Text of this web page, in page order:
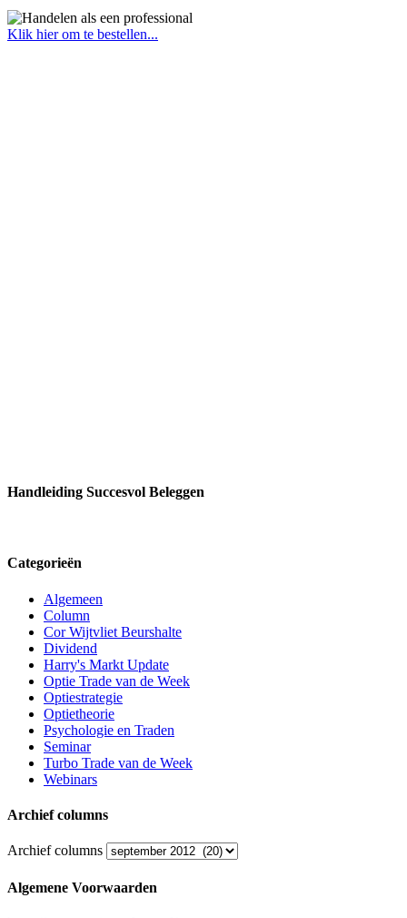
Klik hier om te bestellen...
Handleiding Succesvol Beleggen
Categorieën
Algemeen
Column
Cor Wijtvliet Beurshalte
Dividend
Harry's Markt Update
Optie Trade van de Week
Optiestrategie
Optietheorie
Psychologie en Traden
Seminar
Turbo Trade van de Week
Webinars
Archief columns
Archief columns
Algemene Voorwaarden